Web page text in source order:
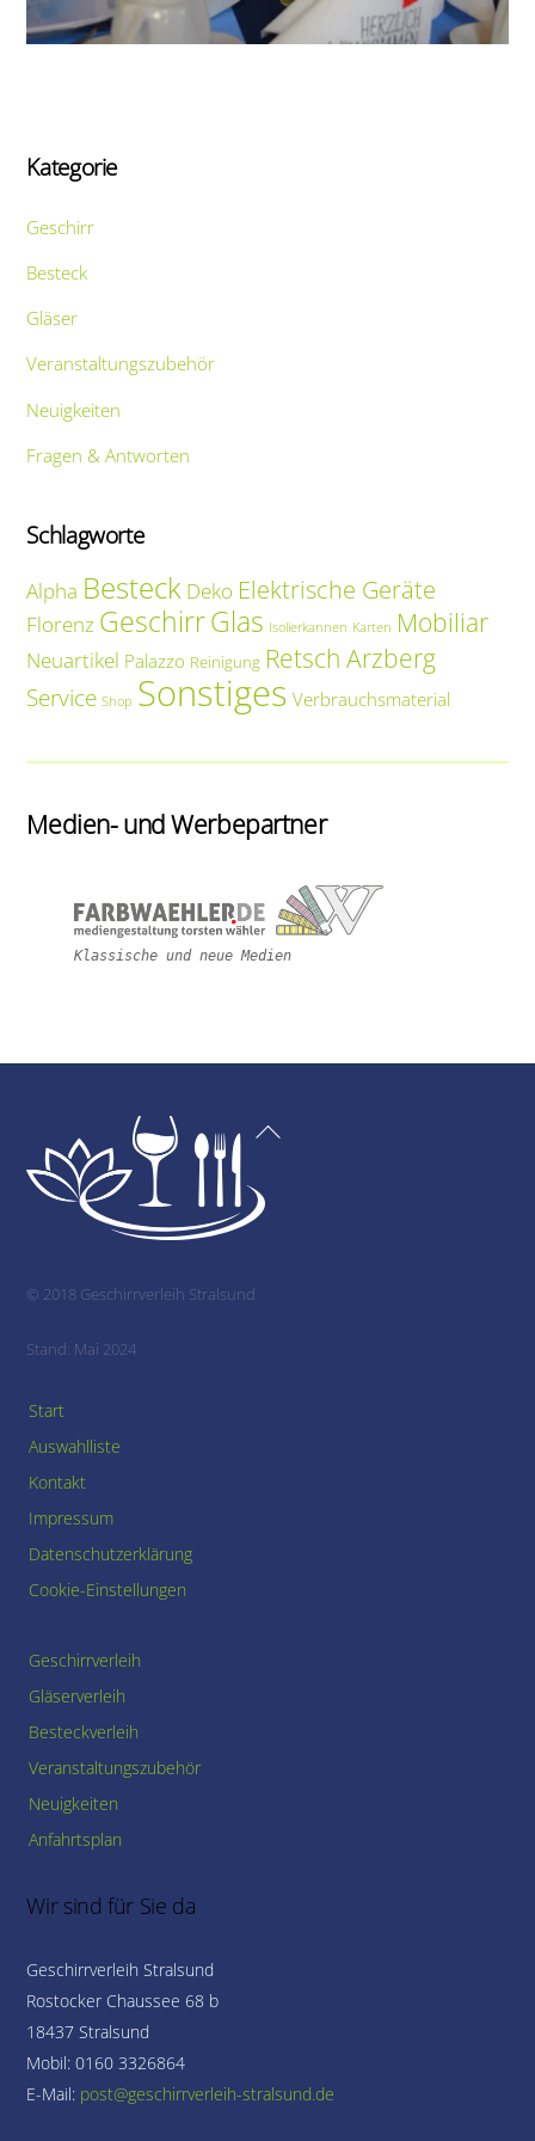
Kategorie
Geschirr
Besteck
Gläser
Veranstaltungszubehör
Neuigkeiten
Fragen & Antworten
Schlagworte
Alpha Besteck Deko Elektrische Geräte
Florenz GeschirrGlas Isolierkannen Karten Mobiliar
Neuartikel Palazzo Reinigung Retsch Arzberg
Service Shop Sonstiges Verbrauchsmaterial
Medien- und Werbepartner
Klassische und neue Medien
Back
© 2018 Geschirrverleih Stralsund
Stand: Mai 2024
Start
Auswahlliste
Kontakt
Impressum
Datenschutzerklärung
Cookie-Einstellungen
Geschirrverleih
Gläserverleih
Besteckverleih
Veranstaltungszubehör
Neuigkeiten
Anfahrtsplan
Wir sind für Sie da
Geschirrverleih Stralsund
Rostocker Chaussee 68 b
18437 Stralsund
Mobil: 0160 3326864
E-Mail: